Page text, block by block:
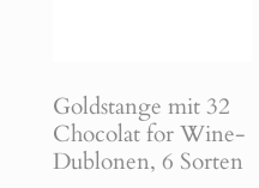
Goldstange mit 32
Chocolat for Wine-
Dublonen, 6 Sorten